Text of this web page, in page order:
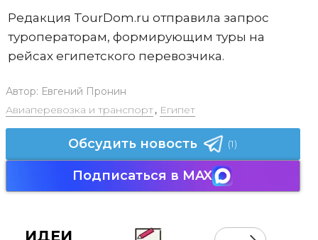
Редакция TourDom.ru отправила запрос
туроператорам, формирующим туры на
рейсах египетского перевозчика.
Автор: Евгений Пронин
Авиаперевозка и транспорт, Египет
Обсудить новость (1)
Подписаться в MAX
ИДЕИ